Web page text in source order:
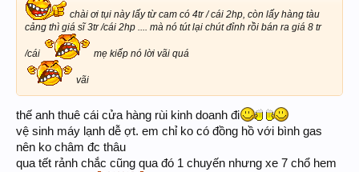
chài ơi tụi này lấy từ cam có 4tr / cái 2hp, còn lấy hàng tàu
cảng thì giá sĩ 3tr /cái 2hp .... mà nó tút lại chút đỉnh rồi bán ra giá 8 tr
/cái mẹ kiếp nó lời vãi quá
vãi
thế anh thuê cái cửa hàng rùi kinh doanh đi
vệ sinh máy lạnh dễ ợt. em chỉ ko có đồng hồ với bình gas
nên ko châm đc thâu
qua tết rảnh chắc cũng qua đó 1 chuyến nhưng xe 7 chổ hem